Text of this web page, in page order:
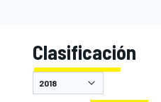
Clasificación